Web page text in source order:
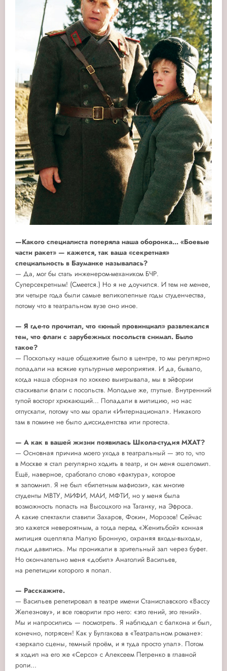
—Какого специалиста потеряла наша оборонка... «Боевые
части ракет» — кажется, так ваша «секретная»
специальность в Бауманке называлась?
— Да, мог бы стать инженером-механиком БЧР.
Суперсекретным! (Смеется.) Но я не доучился. И тем не менее,
эти четыре года были самые великолепные годы студенчества,
потому что в театральном вузе оно иное.
— Я где-то прочитал, что «юный провинциал» развлекался
тем, что флаги с зарубежных посольств снимал. Было
такое?
— Поскольку наше общежитие было в центре, то мы регулярно
попадали на всякие культурные мероприятия. И да, бывало,
когда наша сборная по хоккею выигрывала, мы в эйфории
стаскивали флаги с посольств. Молодые же, глупые. Внутренний
тупой восторг хрюкающий... Попадали в милицию, но нас
отпускали, потому что мы орали «Интернационал». Никакого
там в помине не было диссидентства или протеста.
— А как в вашей жизни появилась Школа-студия МХАТ?
— Основная причина моего ухода в театральный — это то, что
в Москве я стал регулярно ходить в театр, и он меня ошеломил.
Ещё, наверное, сработало слово «фактура», которое
я запомнил. Я не был «билетным мафиози», как многие
студенты МВТУ, МИФИ, МАИ, МФТИ, но у меня была
возможность попасть на Высоцкого на Таганку, на Эфроса.
А какие спектакли ставили Захаров, Фокин, Морозов! Сейчас
это кажется невероятным, а тогда перед «Женитьбой» конная
милиция оцепляла Малую Бронную, охраняя входы-выходы,
люди давились. Мы проникали в зрительный зал через буфет.
Но окончательно меня «добил» Анатолий Васильев,
на репетиции которого я попал.
— Расскажите.
— Васильев репетировал в театре имени Станиславского «Вассу
Железнову», и все говорили про него: «это гений, это гений».
Мы и напросились — посмотреть. Я наблюдал с балкона и был,
конечно, потрясен! Как у Булгакова в «Театральном романе»:
«зеркало сцены, темный проём, и я туда просто упал». Потом
я ходил на его же «Серсо» с Алексеем Петренко в главной
роли...